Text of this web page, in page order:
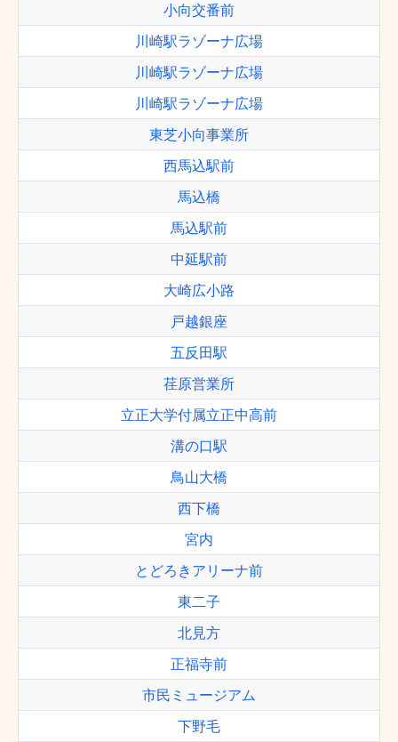
小向交番前
川崎駅ラゾーナ広場
川崎駅ラゾーナ広場
川崎駅ラゾーナ広場
東芝小向事業所
西馬込駅前
馬込橋
馬込駅前
中延駅前
大崎広小路
戸越銀座
五反田駅
荏原営業所
立正大学付属立正中高前
溝の口駅
鳥山大橋
西下橋
宮内
とどろきアリーナ前
東二子
北見方
正福寺前
市民ミュージアム
下野毛